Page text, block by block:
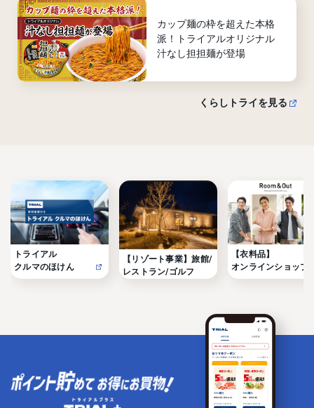
カップ麺の枠を超えた本格
派！トライアルオリジナル
汁なし担担麺が登場
くらしトライを見る
トライアル
クルマのほけん
【リゾート事業】旅館/
レストラン/ゴルフ
【衣料品】
オンラインショップ